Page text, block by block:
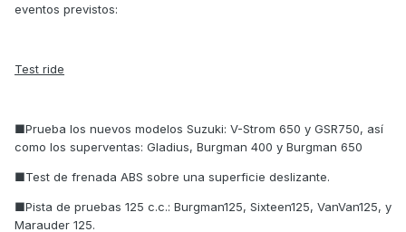
eventos previstos:
Test ride
■Prueba los nuevos modelos Suzuki: V-Strom 650 y GSR750, así
como los superventas: Gladius, Burgman 400 y Burgman 650
■Test de frenada ABS sobre una superficie deslizante.
■Pista de pruebas 125 c.c.: Burgman125, Sixteen125, VanVan125, y
Marauder 125.